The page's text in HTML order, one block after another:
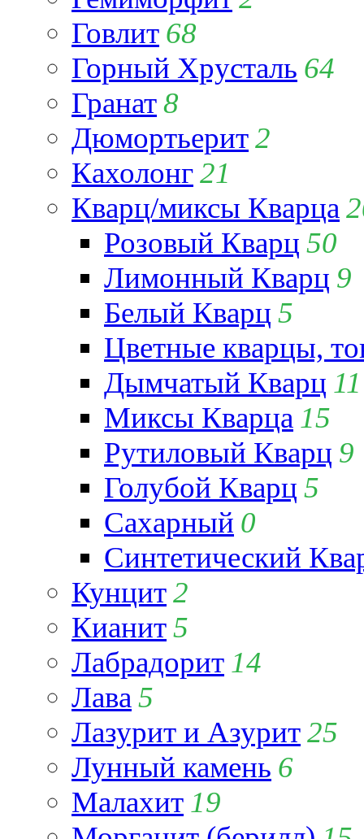
Говлит 68
Горный Хрусталь 64
Гранат8
Дюмортьерит2
Кахолонг21
Кварц/миксы Кварца
Розовый Кварц 50
Лимонный Кварц 9
Белый Кварц 5
Цветные кварцы,
Дымчатый Кварц 11
Миксы Кварца 15
Рутиловый Кварц 9
Голубой Кварц 5
Сахарный 0
Синтетический
Кунцит2
Кианит5
Лабрадорит 14
Лава 5
Лазурит и Азурит25
Лунный камень 6
Малахит 19